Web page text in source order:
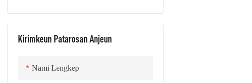
Mesin motong laser
Sistem Panyimpenan Énergi dina
Kirimkeun Patarosan Anjeun
Nami Lengkep